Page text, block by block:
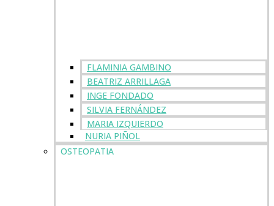
FLAMINIA GAMBINO
BEATRIZ ARRILLAGA
INGE FONDADO
SILVIA FERNÁNDEZ
MARIA IZQUIERDO
NURIA PIÑOL
OSTEOPATIA